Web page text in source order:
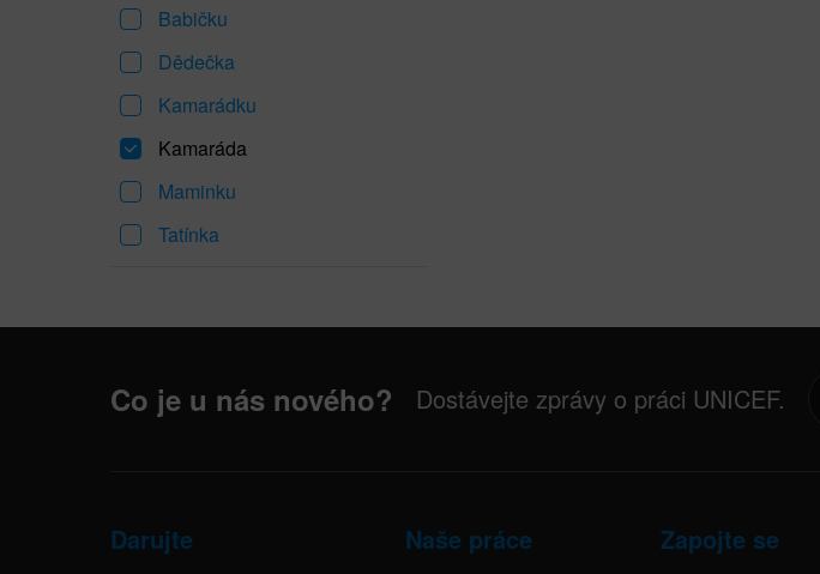
Babičku
Dědečka
Kamarádku
Kamaráda
Maminku
Tatínka
Co je u nás nového? Dostávejte zprávy o práci UNICEF.
Darujte Naše práce Zapojte se